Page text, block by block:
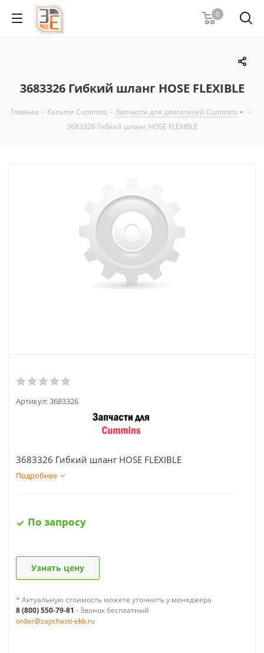
0
3683326 Гибкий шланг HOSE FLEXIBLE
Главная - Каталог Cummins - Запчасти для двигателей Cummins
-
3683326 Гибкий шланг HOSE FLEXIBLE
Артикул:3683326
3683326 Гибкий шланг HOSE FLEXIBLE
Подробнее
По запросу
Узнать цену
* Актуальную стоимость можете уточнить у менеджера
8 (800) 550-79-81 - Звонок бесплатный
order@zapchasti-ekb.ru